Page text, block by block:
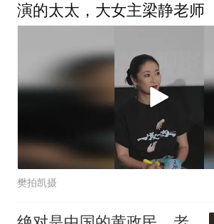
演的太太，大女主梁静老师
樊拍凯摄